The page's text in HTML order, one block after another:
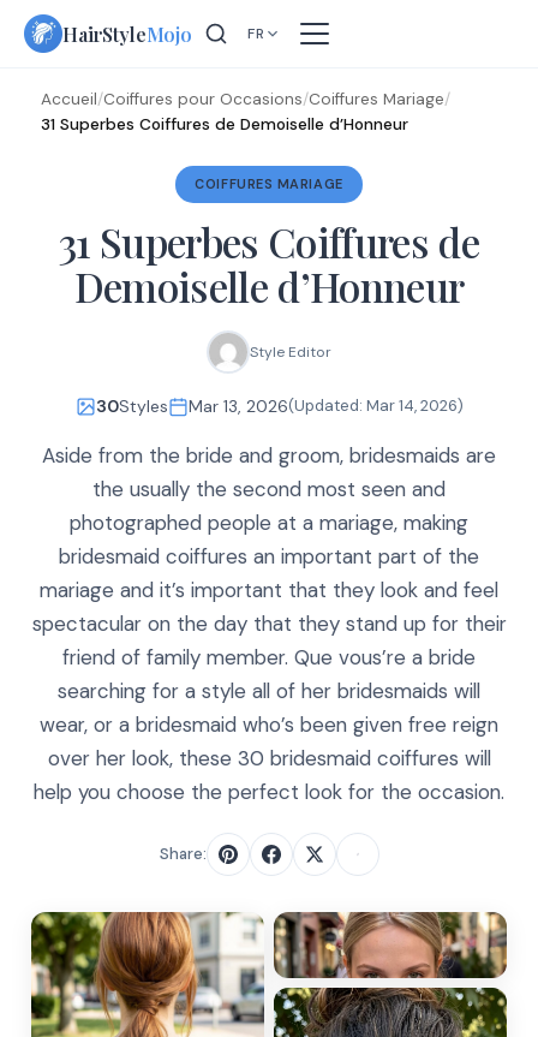
Skip
HairStyleMojo FR
Accueil/Coiffures pour Occasions/Coiffures Mariage/
31 Superbes Coiffures de Demoiselle d’Honneur
COIFFURES MARIAGE
31 Superbes Coiffures de
Demoiselle d’Honneur
Style Editor
30Styles Mar 13, 2026(Updated: Mar 14, 2026)
Aside from the bride and groom, bridesmaids are
the usually the second most seen and
photographed people at a mariage, making
bridesmaid coiffures an important part of the
mariage and it’s important that they look and feel
spectacular on the day that they stand up for their
friend of family member. Que vous’re a bride
searching for a style all of her bridesmaids will
wear, or a bridesmaid who’s been given free reign
over her look, these 30 bridesmaid coiffures will
help you choose the perfect look for the occasion.
Share: